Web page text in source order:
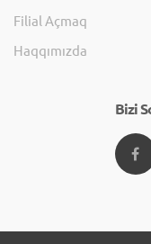
Filial Açmaq
Haqqımızda
Bizi